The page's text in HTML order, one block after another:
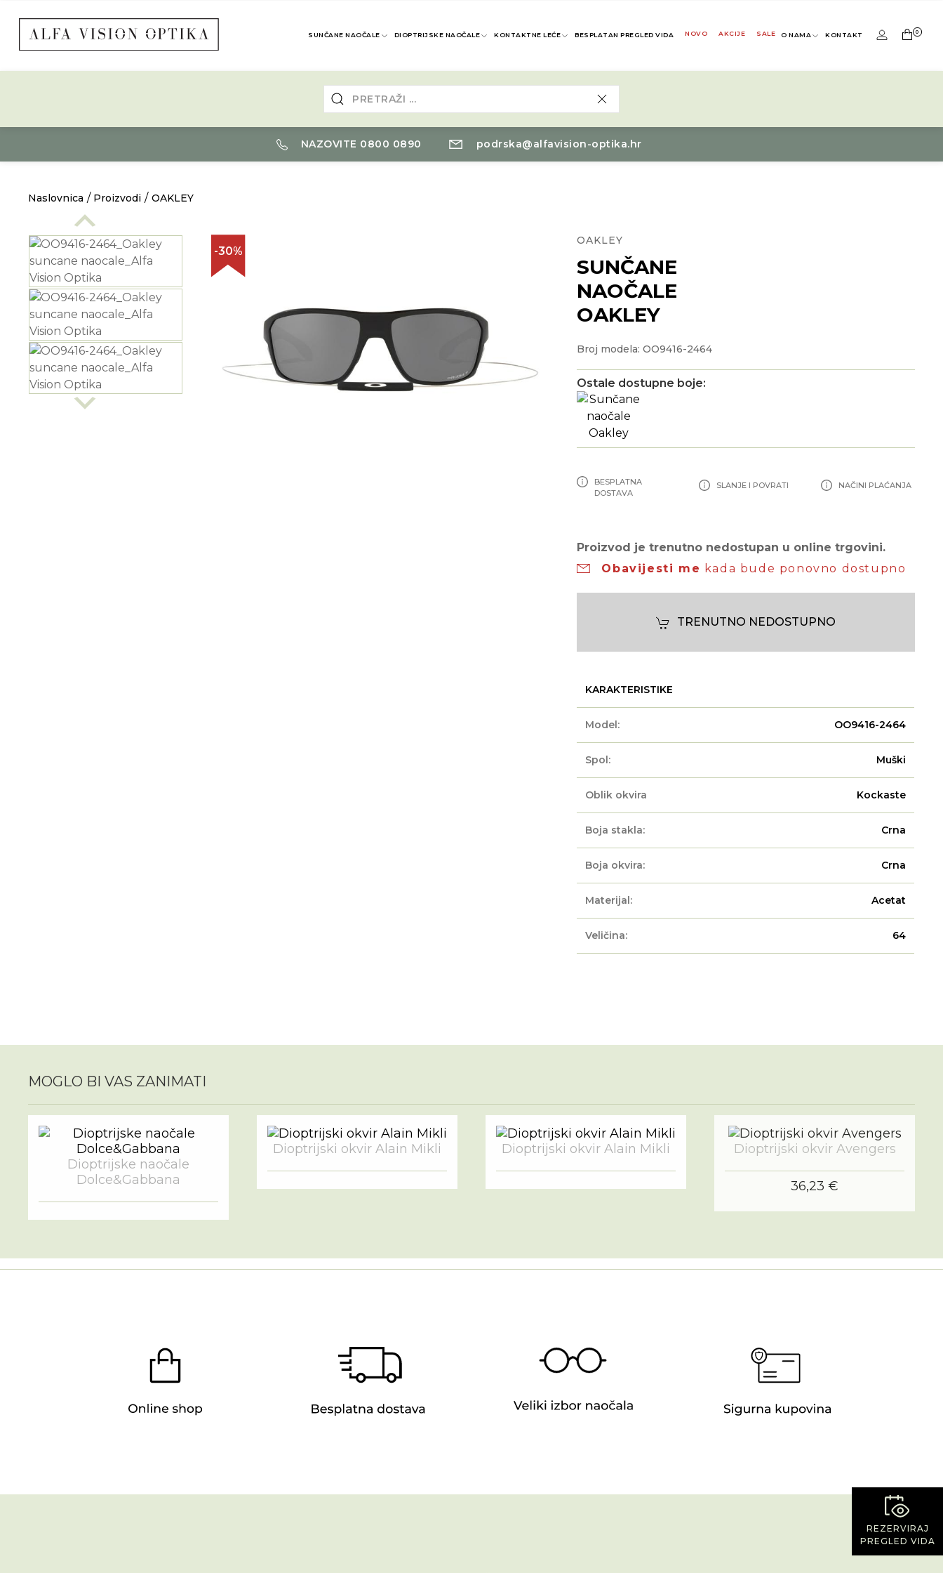
SUNČANE NAOČALE DIOPTRIJSKE NAOČALE KONTAKTNE LEĆE BESPLATAN PREGLED VIDA NOVO AKCIJE SALE O NAMA KONTAKT 0
NAZOVITE 0800 0890 podrska@alfavision-optika.hr
REZERVIRAJ
PREGLED VIDA
Naslovnica Proizvodi OAKLEY
-30%
OAKLEY
SUNČANE
NAOČALE
OAKLEY
Broj modela: OO9416-2464
Ostale dostupne boje:
BESPLATNA
DOSTAVA
SLANJE I POVRATI NAČINI PLAĆANJA
Proizvod je trenutno nedostupan u online trgovini.
Obavijesti me kada bude ponovno dostupno
TRENUTNO NEDOSTUPNO
KARAKTERISTIKE
Model: OO9416-2464
Spol: Muški
Oblik okvira Kockaste
Boja stakla: Crna
Boja okvira: Crna
Materijal: Acetat
Veličina: 64
MOGLO BI VAS ZANIMATI
Dioptrijske naočale
Dolce&Gabbana
Dioptrijski okvir Alain Mikli Dioptrijski okvir Alain Mikli Dioptrijski okvir Avengers
36,23 €